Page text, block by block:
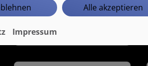
Fundierte Einarbeitung
Alle akzeptieren
Impressum